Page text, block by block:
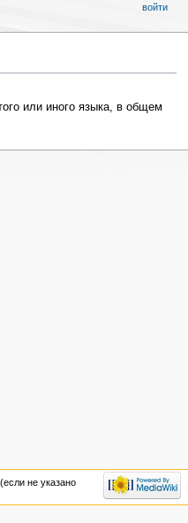
или иного языка, в общем
войти
не указано